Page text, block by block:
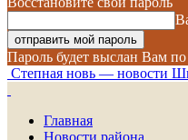
Пароль будет выслан Вам
Степная новь — новости
Главная
Новости района